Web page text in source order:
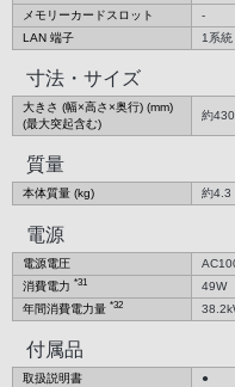
メモリーカードスロット
-
LAN 端子
1系
寸法・サイズ
大きさ (幅×高さ×奥行) (mm)
(最大突起含む)
約
質量
本体質量 (kg) 約4.3
電源
電源電圧
消費電力 *31
49W
年間消費電力量 *32
付属品
取扱説明書
●